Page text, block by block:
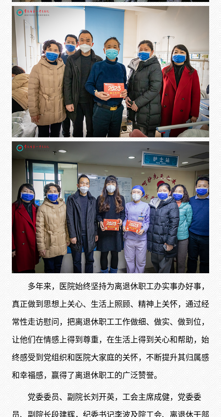
多年来，医院始终坚持为离退休职工办实事办好事，
真正做到思想上关心、生活上照顾、精神上关怀，通过经
常性走访慰问，把离退休职工工作做细、做实、做到位，
让他们在情感上得到尊重，在生活上得到关心和帮助，始
终感受到党组织和医院大家庭的关怀，不断提升其归属感
和幸福感，赢得了离退休职工的广泛赞誉。
党委委员、副院长刘开英，工会主席成健，党委委
员、副院长段建辉，纪委书记李波及院工会、离退休干部